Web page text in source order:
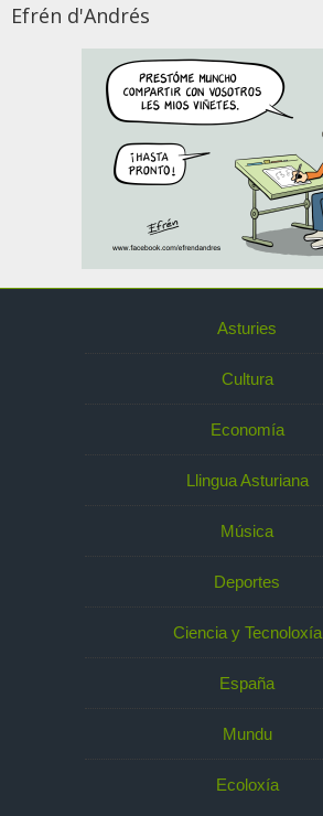
Efrén d'Andrés
Asturies
Cultura
Economía
Llingua Asturiana
Música
Deportes
Ciencia y Tecnoloxía
España
Mundu
Ecoloxía